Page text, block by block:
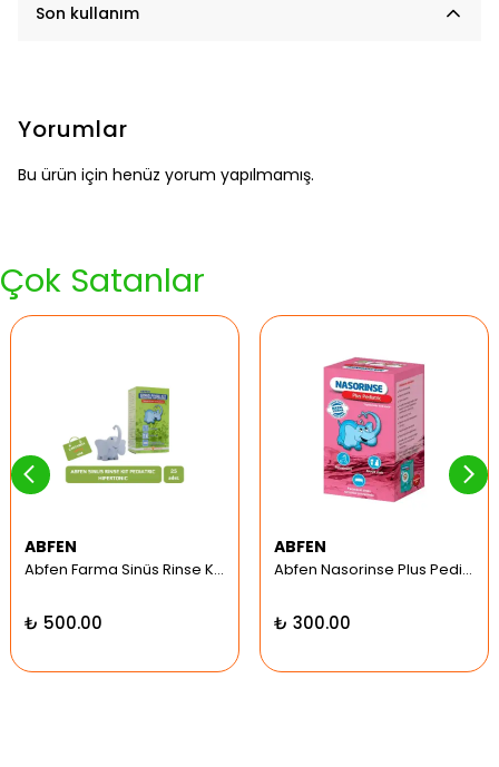
Son kullanım
Yorumlar
Bu ürün için henüz yorum yapılmamış.
Çok Satanlar
ABFEN
Abfen Farma Sinüs Rinse Kit Pediatrik Hipertonic
₺ 500.00
ABFEN
Abfen Nasorinse Plus Pediatrik Burun Yıkama Kiti
₺ 300.00